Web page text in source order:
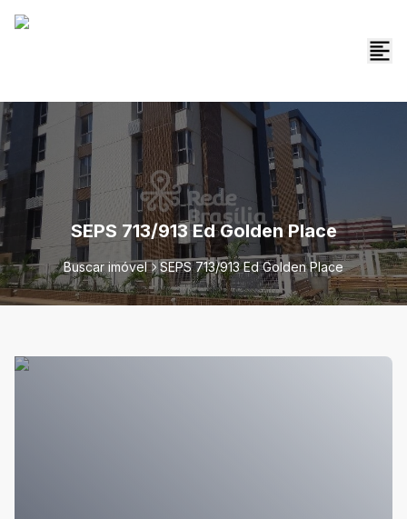
SEPS 713/913 Ed Golden Place
Buscar imóvel SEPS 713/913 Ed Golden Place